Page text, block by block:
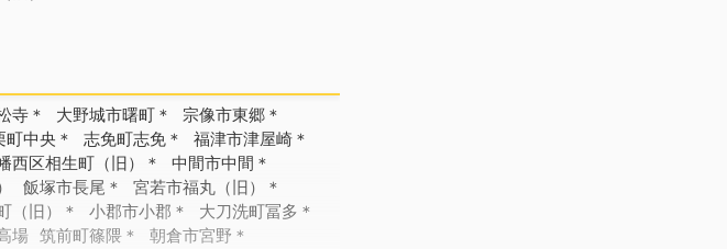
寺＊ 大野城市曙町＊
宗像市東郷＊
町中央＊ 志免町志免＊
福津市津屋崎＊
西区相生町（旧）＊
中間市中間＊
飯塚市長尾＊
宮若市福丸（旧）＊
（旧）＊ 小郡市小郡＊
大刀洗町冨多＊
場 筑前町篠隈＊
朝倉市宮野＊